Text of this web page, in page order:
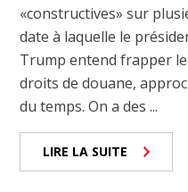
«constructives» sur
date à laquelle le
Trump entend frapper
droits de douane,
du temps. On a des ...
LIRE LA SUITE